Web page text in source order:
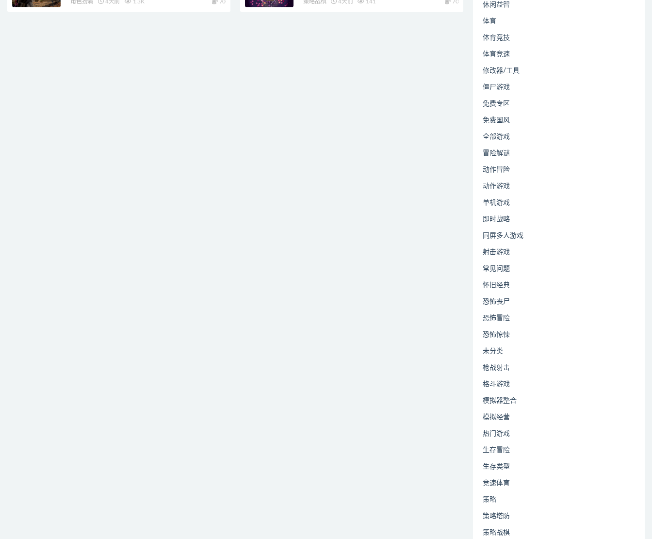
角色扮演 4天前 1.3K 70 策略战棋 4天前 141 70 休闲益智
体育
体育竞技
体育竞速
修改器/工具
僵尸游戏
免费专区
免费国风
全部游戏
冒险解谜
动作冒险
动作游戏
单机游戏
即时战略
同屏多人游戏
射击游戏
常见问题
怀旧经典
恐怖丧尸
恐怖冒险
恐怖惊悚
未分类
枪战射击
格斗游戏
模拟器整合
模拟经营
热门游戏
生存冒险
生存类型
竞速体育
策略
策略塔防
策略战棋